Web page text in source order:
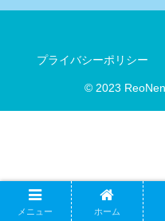
プライバシーポリシー
© 2023
メニュー ホーム